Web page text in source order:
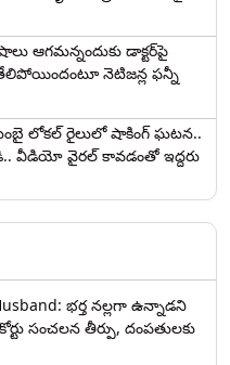
ఆగమన్నందుకు డాక్టర్‌పై
నెటిజన్ల ఫన్నీ
లోకల్ రైలులో షాకింగ్ ఘటన..
వీడియో వైరల్ కావడంతో ఇద్దరు
భర్త న‌ల్ల‌గా ఉన్నాడ‌ని
సంచలన తీర్పు, దంపతులకు